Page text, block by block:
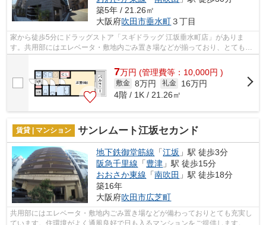
築5年 / 21.26㎡
大阪府吹田市垂水町３丁目
家から徒歩5分にドラッグストア「スギドラッグ 江坂垂水町店」がありま
す。共用部にはエレベータ・敷地内ごみ置き場などが揃っており、とても充
7万円 (管理費等：10,000円 )
敷金 8万円 礼金
16万円
4階 / 1K / 21.26㎡
賃貸 | マンション サンレムート江坂セカンド
地下鉄御堂筋線 「江坂 」駅 徒歩3分
阪急千里線 「豊津 」駅 徒歩15分
おおさか東線 「南吹田 」駅 徒歩18分
築16年
大阪府吹田市広芝町
共用部にはエレベータ・敷地内ごみ置き場などが備わっておりとても充実し
ています。住環境がよく通風良好で日も入るマンションをご提供します。外